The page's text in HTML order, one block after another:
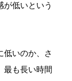
が低いという
低いのか、さ
最も長い時間